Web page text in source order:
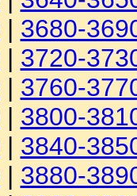
| 3680-
| 3720-
| 3760-
| 3800-
| 3840-
| 3880-